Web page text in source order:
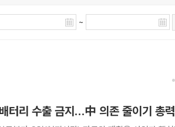
~
터리 수출 금지…中 의존 줄이기 총력